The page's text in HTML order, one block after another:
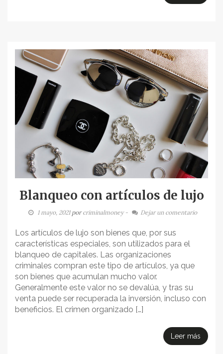
Blanqueo con artículos de lujo
1 mayo, 2021porcriminalmoney - Dejar un comentario
Los artículos de lujo son bienes que, por sus
características especiales, son utilizados para el
blanqueo de capitales. Las organizaciones
criminales compran este tipo de artículos, ya que
son bienes que acumulan mucho valor.
Generalmente este valor no se devalúa, y tras su
venta puede ser recuperada la inversión, incluso con
beneficios. El crimen organizado […]
Leer más